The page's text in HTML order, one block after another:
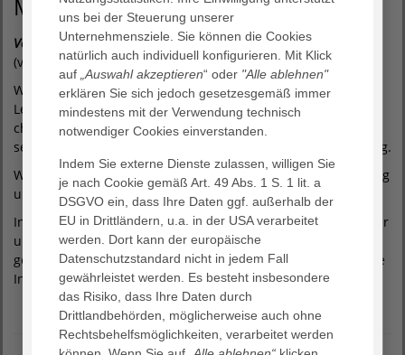
Mission
Vertraue Gott. Liebe deinen Nächsten. Achte auf dich selbst.
(vgl. Markusevangelium, Kapitel 12, Verse 30-31)
Wir behandeln und begleiten Menschen in allen
Lebensphasen individuell und ganzheitlich. Mit unserer
christlich geprägten Haltung fördern wir körperliches und
seelisches Wohlergehen und bieten menschliche Zuwendung.
Wir stehen für das Recht auf Teilhabe und Selbstbestimmung
und achten das Bedürfnis nach sozialer Verbundenheit.
In diakonischen und kirchlichen Traditionen unserer Gründer
und Eigentümer verwurzelt nehmen wir gemeinsam
gesellschaftliche Verantwortung wahr und bringen vielfältige
Innovationen hervor
uns bei der Steuerung unserer
Unternehmensziele. Sie können die Cookies
natürlich auch individuell konfigurieren. Mit Klick
auf „Auswahl akzeptieren“ oder "Alle ablehnen"
erklären Sie sich jedoch gesetzesgemäß immer
mindestens mit der Verwendung technisch
notwendiger Cookies einverstanden.
Indem Sie externe Dienste zulassen, willigen Sie
je nach Cookie gemäß Art. 49 Abs. 1 S. 1 lit. a
DSGVO ein, dass Ihre Daten ggf. außerhalb der
EU in Drittländern, u.a. in der USA verarbeitet
werden. Dort kann der europäische
Datenschutzstandard nicht in jedem Fall
gewährleistet werden. Es besteht insbesondere
das Risiko, dass Ihre Daten durch
Drittlandbehörden, möglicherweise auch ohne
Rechtsbehelfsmöglichkeiten, verarbeitet werden